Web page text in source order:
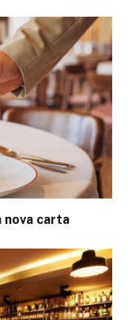
nova carta